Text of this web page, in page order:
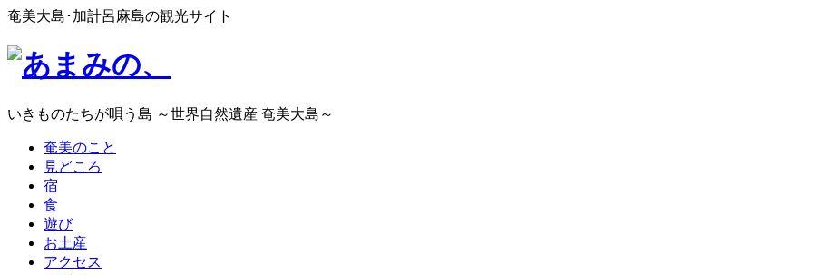
奄美大島･加計呂麻島の観光サイト
いきものたちが唄う島 ～世界自然遺産 奄美大島～
奄美のこと
見どころ
宿
食
遊び
お土産
アクセス